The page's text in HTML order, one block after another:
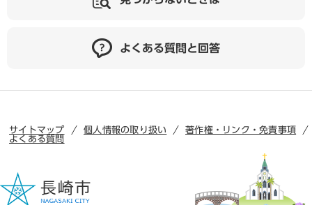
よくある質問と回答
サイトマップ 個人情報の取り扱い
著作権・リンク・免責事項
よくある質問